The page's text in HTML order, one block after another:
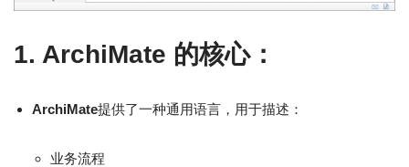
1. ArchiMate 的核心：
ArchiMate提供了一种通用语言，用于描述：
业务流程